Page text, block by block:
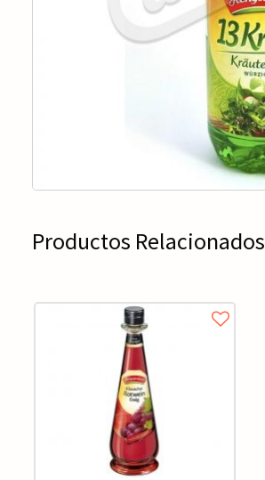
Productos Relacionados